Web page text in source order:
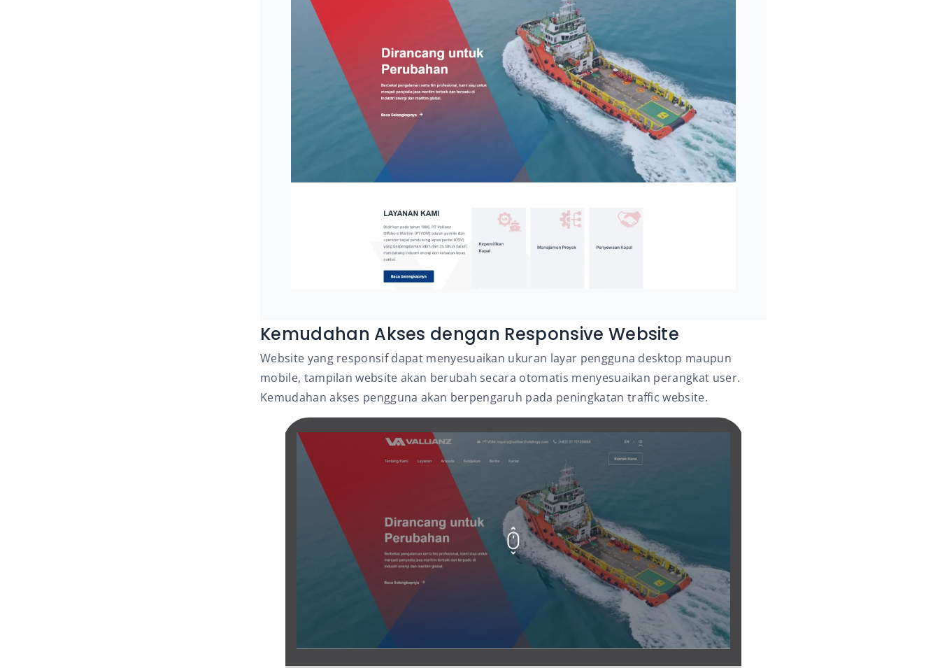
Kemudahan Akses dengan Responsive Website
Website yang responsif dapat menyesuaikan ukuran layar pengguna desktop maupun
mobile, tampilan website akan berubah secara otomatis menyesuaikan perangkat user.
Kemudahan akses pengguna akan berpengaruh pada peningkatan traffic website.